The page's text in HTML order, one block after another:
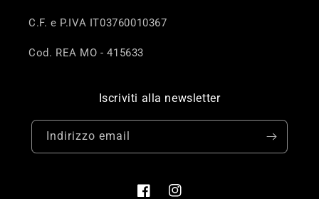
C.F. e P.IVA IT03760010367
Cod. REA MO - 415633
Iscriviti alla newsletter
Indirizzo email